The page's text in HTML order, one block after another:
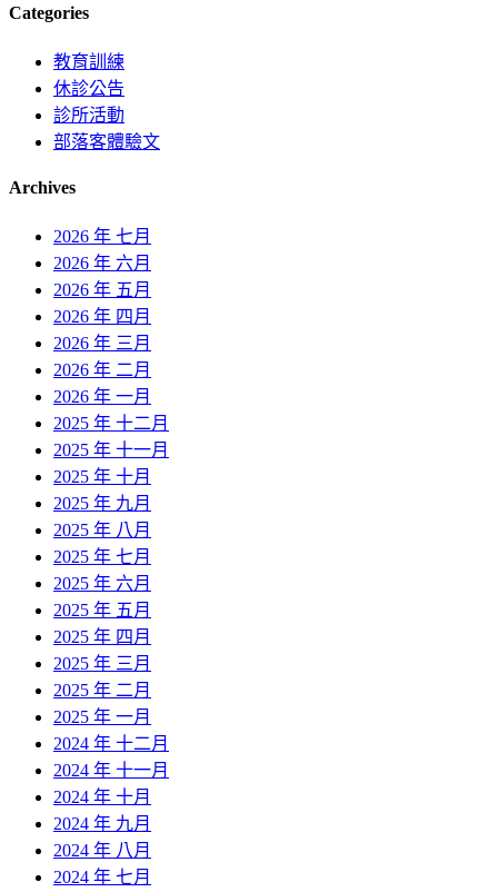
Categories
教育訓練
休診公告
診所活動
部落客體驗文
Archives
2026 年 七月
2026 年 六月
2026 年 五月
2026 年 四月
2026 年 三月
2026 年 二月
2026 年 一月
2025 年 十二月
2025 年 十一月
2025 年 十月
2025 年 九月
2025 年 八月
2025 年 七月
2025 年 六月
2025 年 五月
2025 年 四月
2025 年 三月
2025 年 二月
2025 年 一月
2024 年 十二月
2024 年 十一月
2024 年 十月
2024 年 九月
2024 年 八月
2024 年 七月